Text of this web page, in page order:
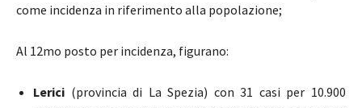
come incidenza in riferimento alla popolazione;
Al 12mo posto per incidenza, figurano:
Lerici (provincia di La Spezia) con 31 casi per 10.900